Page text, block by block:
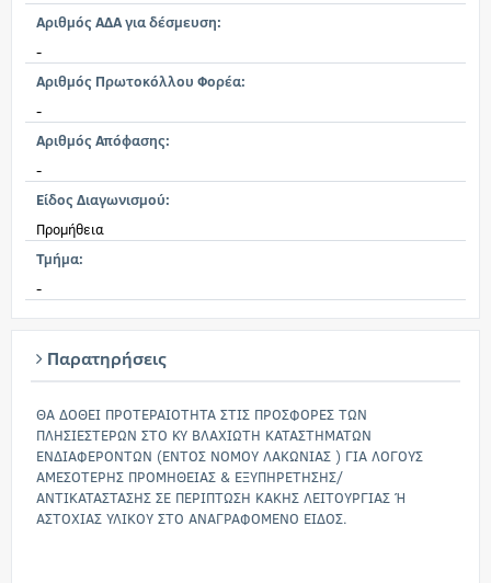
Αριθμός ΑΔΑ για δέσμευση:
-
Αριθμός Πρωτοκόλλου Φορέα:
-
Αριθμός Απόφασης:
-
Είδος Διαγωνισμού:
Προμήθεια
Τμήμα:
-
Παρατηρήσεις
ΘΑ ΔΟΘΕΙ ΠΡΟΤΕΡΑΙΟΤΗΤΑ ΣΤΙΣ ΠΡΟΣΦΟΡΕΣ ΤΩΝ
ΠΛΗΣΙΕΣΤΕΡΩΝ ΣΤΟ ΚΥ ΒΛΑΧΙΩΤΗ ΚΑΤΑΣΤΗΜΑΤΩΝ
ΕΝΔΙΑΦΕΡΟΝΤΩΝ (ΕΝΤΟΣ ΝΟΜΟΥ ΛΑΚΩΝΙΑΣ ) ΓΙΑ ΛΟΓΟΥΣ
ΑΜΕΣΟΤΕΡΗΣ ΠΡΟΜΗΘΕΙΑΣ & ΕΞΥΠΗΡΕΤΗΣΗΣ/
ΑΝΤΙΚΑΤΑΣΤΑΣΗΣ ΣΕ ΠΕΡΙΠΤΩΣΗ ΚΑΚΗΣ ΛΕΙΤΟΥΡΓΙΑΣ Ή
ΑΣΤΟΧΙΑΣ ΥΛΙΚΟΥ ΣΤΟ ΑΝΑΓΡΑΦΟΜΕΝΟ ΕΙΔΟΣ.